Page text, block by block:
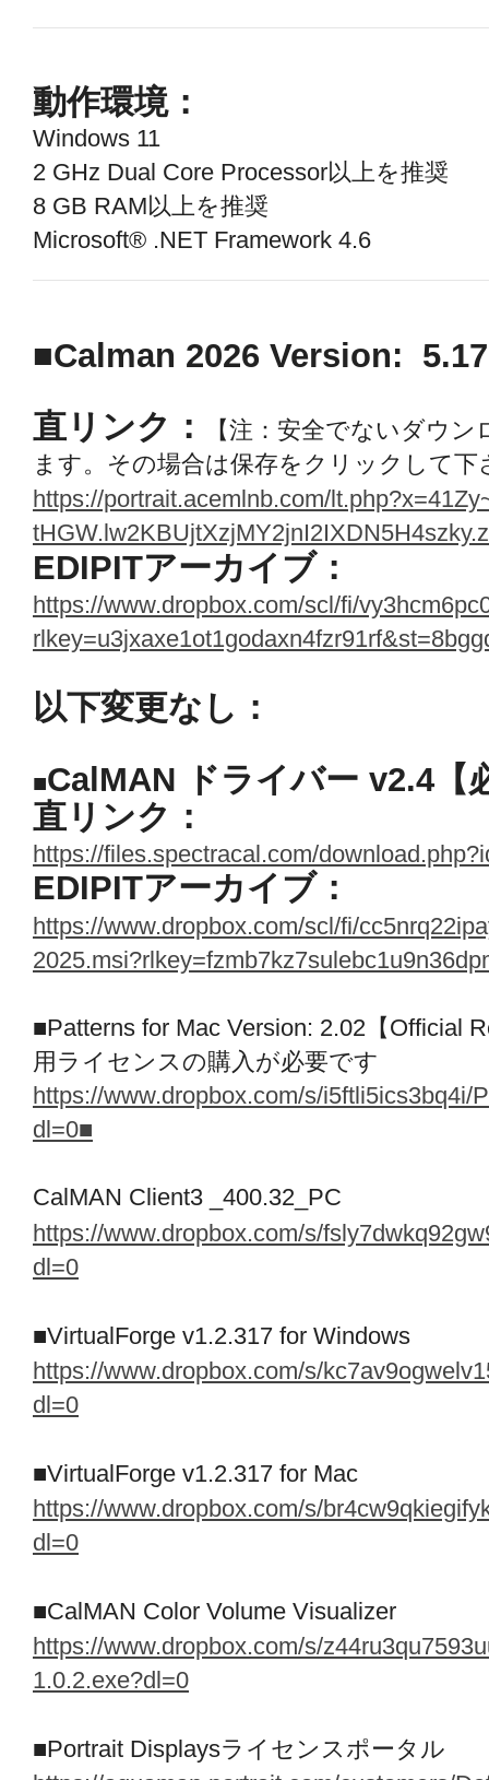
動作環境：
Windows 11
2 GHz Dual Core Processor以上を推奨
8 GB RAM以上を推奨
Microsoft® .NET Framework 4.6
■Calman 2026 Version:
直リンク：
【注：安全でないダウ
ます。その場合は保存をクリックして下
https://portrait.acemlnb.com/
EDIPITアーカイブ：
https://www.dropbox.com/scl/fi/
以下変更なし：
■CalMAN ドライバー v2.4【
直リンク：
https://files.spectracal.com/
EDIPITアーカイブ：
https://www.dropbox.com/scl/fi/
■Patterns for Mac Version: 2.02【Official
用ライセンスの購入が必要です
https://www.dropbox.com/s/i5ftli5ics3bq4i/
dl=0■
CalMAN Client3 _400.32_PC
https://www.dropbox.com/s/
dl=0
■VirtualForge v1.2.317 for Windows
https://www.dropbox.com/s/
dl=0
■VirtualForge v1.2.317 for Mac
https://www.dropbox.com/s/
dl=0
■CalMAN Color Volume Visualizer
https://www.dropbox.com/s/
1.0.2.exe?dl=0
■Portrait Displaysライセンスポータル